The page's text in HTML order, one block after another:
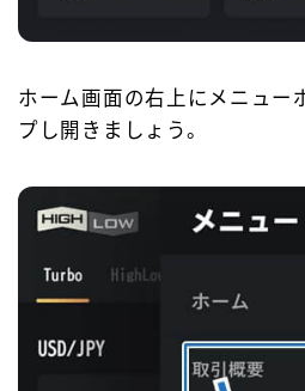
ホーム画面の右上にメニュー
プし開きましょう。